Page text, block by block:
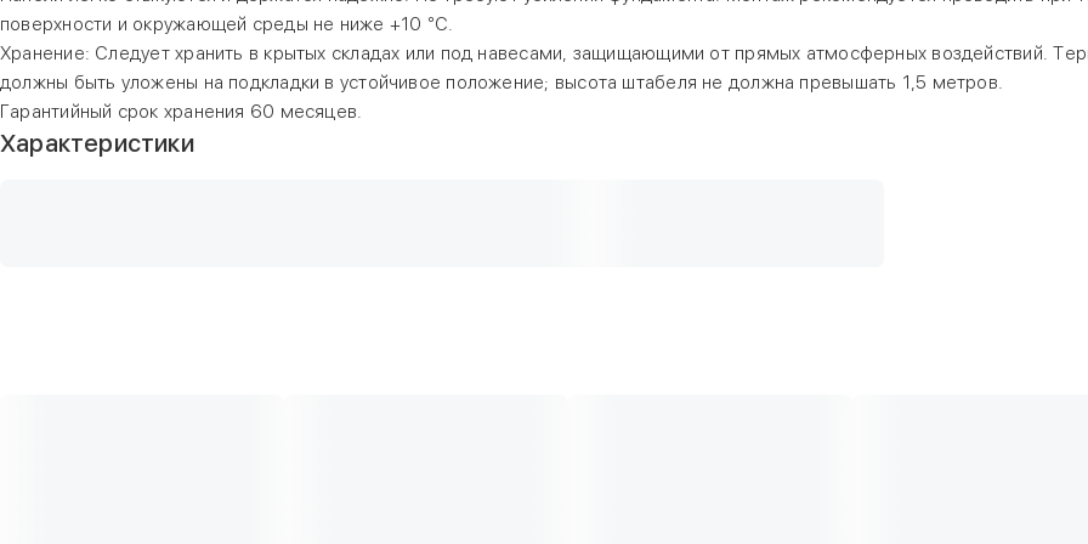
поверхности и окружающей среды не ниже +10 °С.
Хранение: Следует хранить в крытых складах или под навесами, защищающими от прямых атмосферных воздействий.
должны быть уложены на подкладки в устойчивое положение; высота штабеля не должна превышать 1,5 метров.
Гарантийный срок хранения 60 месяцев.
Характеристики